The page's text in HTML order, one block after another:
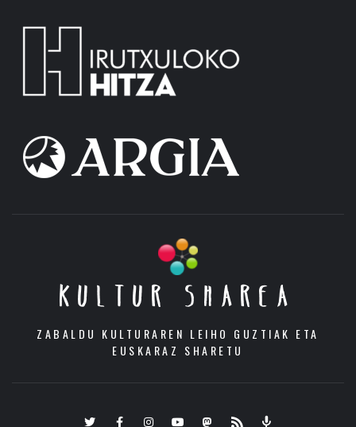
KULTUR SHAREA
ZABALDU KULTURAREN LEIHO GUZTIAK ETA
EUSKARAZ SHARETU
TwitterFacebookInstagramYoutubeMastodon.eus
RSS Podcast